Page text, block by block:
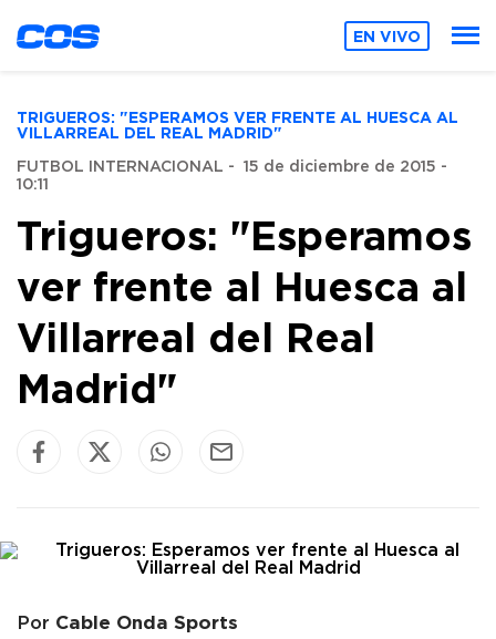
EN VIVO
TRIGUEROS: "ESPERAMOS VER FRENTE AL HUESCA AL
VILLARREAL DEL REAL MADRID"
FUTBOL INTERNACIONAL - 15 de diciembre de 2015 -
10:11
Trigueros: "Esperamos
ver frente al Huesca al
Villarreal del Real
Madrid"
Por Cable Onda Sports